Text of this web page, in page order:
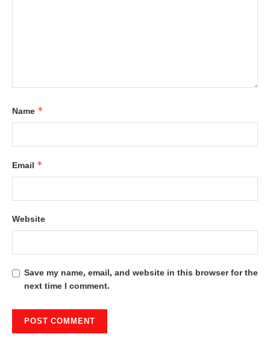
Name *
Email *
Website
Save my name, email, and website in this browser for the
next time I comment.